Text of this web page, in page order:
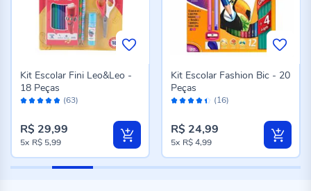
Avaliação: (63)
Kit Escolar Fini Leo&Leo -
18 Peças
R$ 29,99
5x R$ 5,99
Avaliação: (16)
Kit Escolar Fashion Bic - 20
Peças
R$ 24,99
5x R$ 4,99